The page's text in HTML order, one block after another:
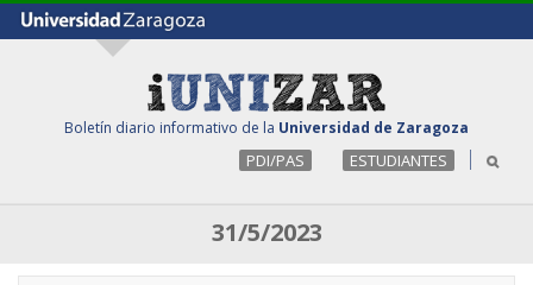
Boletín diario informativo de la Universidad de Zaragoza
PDI/PAS ESTUDIANTES
31/5/2023